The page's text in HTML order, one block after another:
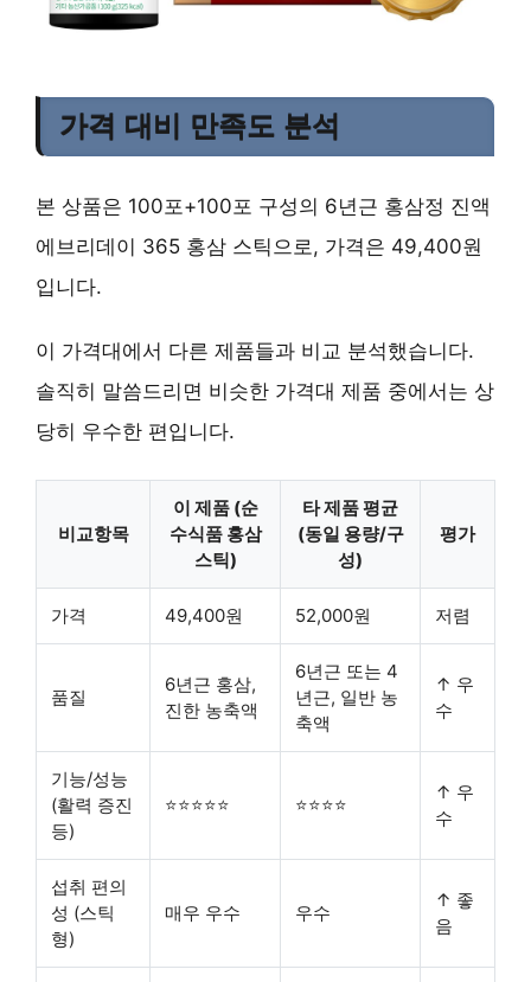
가격 대비 만족도 분석
본 상품은 100포+100포 구성의 6년근 홍삼정 진액
에브리데이 365 홍삼 스틱으로, 가격은 49,400원
입니다.
이 가격대에서 다른 제품들과 비교 분석했습니다.
솔직히 말씀드리면 비슷한 가격대 제품 중에서는 상
당히 우수한 편입니다.
비교항목
이 제품 (순
수식품 홍삼
스틱)
타 제품 평균
(동일 용량/구
성)
평가
가격 49,400원 52,000원 저렴
품질
6년근 홍삼,
진한 농축액
6년근 또는 4
년근, 일반 농
축액
↑ 우
수
기능/성능
(활력 증진
등)
⭐⭐⭐⭐⭐ ⭐⭐⭐⭐
↑ 우
수
섭취 편의
성 (스틱
형)
매우 우수 우수
↑ 좋
음